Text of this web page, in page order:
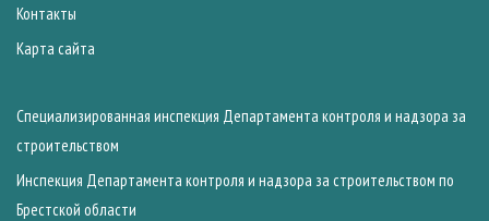
Контакты
Карта сайта
Специализированная инспекция Департамента контроля и надзора за
строительством
Инспекция Департамента контроля и надзора за строительством по
Брестской области